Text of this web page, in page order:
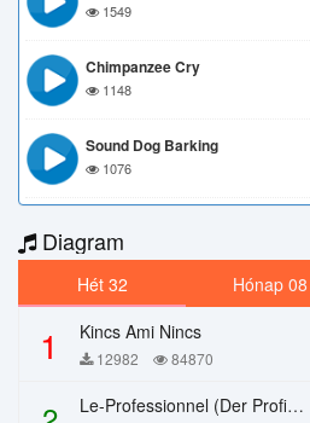
1549
Chimpanzee Cry
1148
Sound Dog Barking
1076
Diagram
Hét 32 Hónap 08
1 Kincs Ami Nincs
12982 84870
Le-Professionnel (Der Profi) – Chi Mai